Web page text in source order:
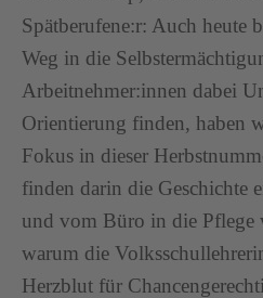
Spätberufene:r: Auch heute
Weg in die
Arbeitnehmer:innen dabei
Orientierung finden, haben
Fokus in dieser
finden darin die Geschichte
und vom Büro in die Pflege
warum die
Herzblut für